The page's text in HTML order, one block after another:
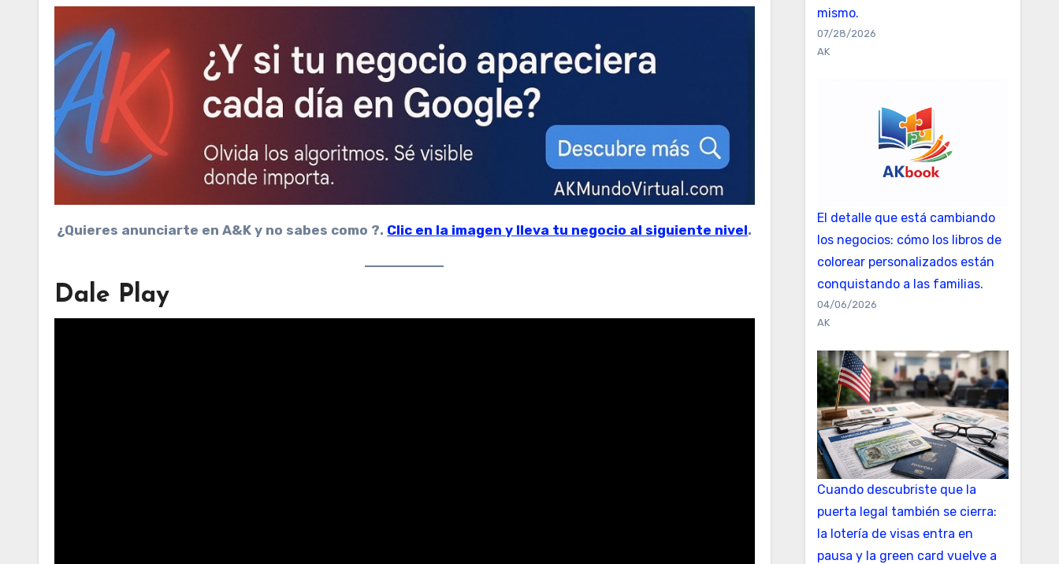
¿Quieres anunciarte en A&K y no sabes como ?. Clic en la imagen y lleva tu negocio al siguiente nivel.
Dale Play
mismo.
07/28/2026
AK
El detalle que está cambiando
los negocios: cómo los libros de
colorear personalizados están
conquistando a las familias.
04/06/2026
AK
Cuando descubriste que la
puerta legal también se cierra:
la lotería de visas entra en
pausa y la green card vuelve a